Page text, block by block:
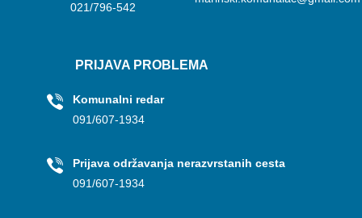
021/796-542
PRIJAVA PROBLEMA
Komunalni redar
091/607-1934
Prijava održavanja nerazvrstanih cesta
091/607-1934